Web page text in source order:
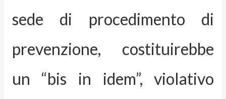
sede di procedimento di
prevenzione, costituirebbe
un “bis in idem”, violativo